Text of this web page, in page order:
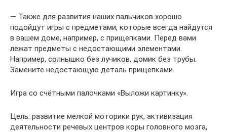
— Также для развития наших пальчиков хорошо
подойдут игры с предметами, которые всегда найдутся
в вашем доме, например, с прищепками. Перед вами
лежат предметы с недостающими элементами.
Например, солнышко без лучиков, домик без трубы.
Замените недостающую деталь прищепками.
Игра со счётными палочками «Выложи картинку».
Цель: развитие мелкой моторики рук, активизация
деятельности речевых центров коры головного мозга,